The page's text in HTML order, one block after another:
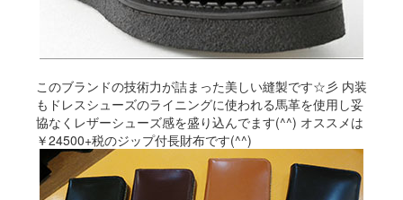
このブランドの技術力が詰まった美しい縫製です☆彡 内装
もドレスシューズのライニングに使われる馬革を使用し妥
協なくレザーシューズ感を盛り込んでます(^^) オススメは
￥24500+税のジップ付長財布です(^^)